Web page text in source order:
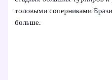
топовыми соперниками
больше.